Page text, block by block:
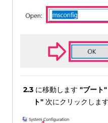
2.3 に移動します"ブート"
ト" 次にクリックしま